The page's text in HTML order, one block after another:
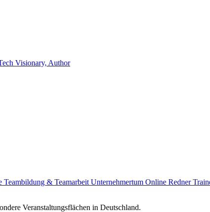
Visionary, Author
Teambildung & Teamarbeit Unternehmertum Online Redner
Veranstaltungsflächen in Deutschland.